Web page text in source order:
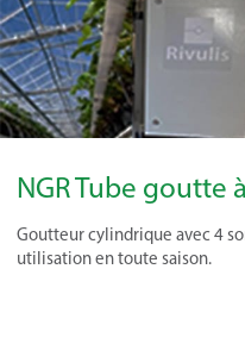
NGR Tube goutte
Goutteur cylindrique avec 4
utilisation en toute saison.